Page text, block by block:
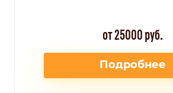
от 25000 руб.
Подробнее